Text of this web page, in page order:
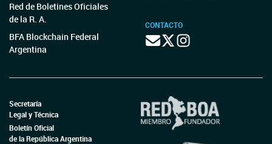
Red de Boletines Oficiales
de la R. A.
BFA Blockchain Federal
Argentina
CONTACTO
Secretaría
Legal y Técnica
Boletín Oficial
de la República Argentina